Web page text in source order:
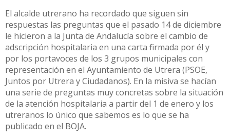
El alcalde utrerano ha recordado que siguen sin
respuestas las preguntas que el pasado 14 de diciembre
le hicieron a la Junta de Andalucía sobre el cambio de
adscripción hospitalaria en una carta firmada por él y
por los portavoces de los 3 grupos municipales con
representación en el Ayuntamiento de Utrera (PSOE,
Juntos por Utrera y Ciudadanos). En la misiva se hacían
una serie de preguntas muy concretas sobre la situación
de la atención hospitalaria a partir del 1 de enero y los
utreranos lo único que sabemos es lo que se ha
publicado en el BOJA.